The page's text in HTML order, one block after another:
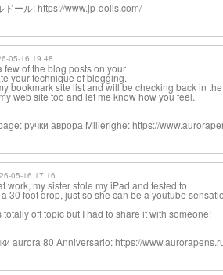
ドール: https://www.jp-dolls.com/
05-16 19:48
few of the blog posts on your
your technique of blogging.
bookmark site list and will be checking back in
web site too and let me know how you feel.
ручки аврора Millerighe: https://
05-16 17:16
work, my sister stole my iPad and tested to
30 foot drop, just so she can be a youtube
off topic but I had to share it with someone!
aurora 80 Anniversario: https://